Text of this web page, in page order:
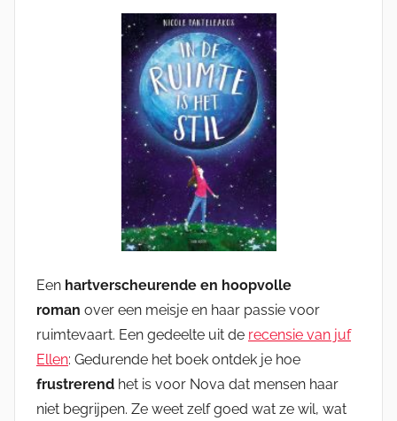
Een hartverscheurende en hoopvolle
roman over een meisje en haar passie voor
ruimtevaart. Een gedeelte uit de recensie van juf
Ellen: Gedurende het boek ontdek je hoe
frustrerend het is voor Nova dat mensen haar
niet begrijpen. Ze weet zelf goed wat ze wil, wat